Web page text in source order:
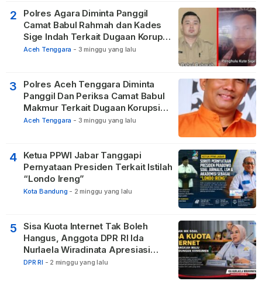
2
Polres Agara Diminta Panggil
Camat Babul Rahmah dan Kades
Sige Indah Terkait Dugaan Korupsi
Dana Desa
Aceh Tenggara - 3 minggu yang lalu
3
Polres Aceh Tenggara Diminta
Panggil Dan Periksa Camat Babul
Makmur Terkait Dugaan Korupsi
DD di 20 Desa
Aceh Tenggara - 3 minggu yang lalu
4
Ketua PPWI Jabar Tanggapi
Pernyataan Presiden Terkait Istilah
“Londo Ireng”
Kota Bandung - 2 minggu yang lalu
5
Sisa Kuota Internet Tak Boleh
Hangus, Anggota DPR RI Ida
Nurlaela Wiradinata Apresiasi
Putusan MK
DPR RI - 2 minggu yang lalu